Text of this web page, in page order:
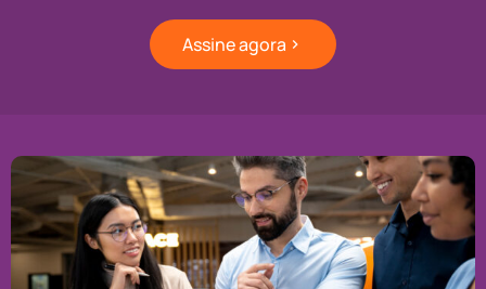
Assine agora